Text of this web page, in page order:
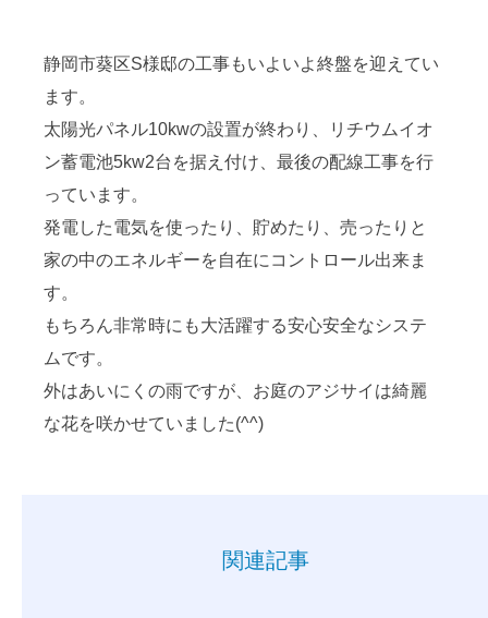
静岡市葵区S様邸の工事もいよいよ終盤を迎えてい
ます。
太陽光パネル10kwの設置が終わり、リチウムイオ
ン蓄電池5kw2台を据え付け、最後の配線工事を行
っています。
発電した電気を使ったり、貯めたり、売ったりと
家の中のエネルギーを自在にコントロール出来ま
す。
もちろん非常時にも大活躍する安心安全なシステ
ムです。
外はあいにくの雨ですが、お庭のアジサイは綺麗
な花を咲かせていました(^^)
関連記事